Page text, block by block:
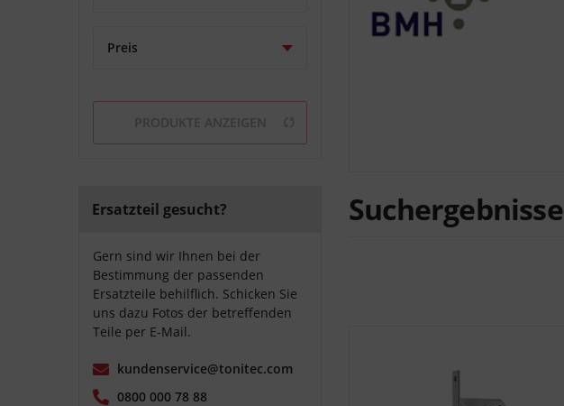
Preis
von5,89 €bis1395,79 €
Ersatzteil gesucht?
Gern sind wir Ihnen bei der
Bestimmung der passenden
Ersatzteile behilflich. Schicken Sie
uns dazu Fotos der betreffenden
Teile per E-Mail.
kundenservice@tonitec.com
0800 000 78 88
Suchergebnisse